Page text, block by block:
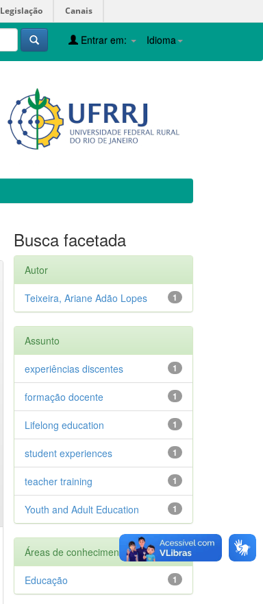
Legislação Canais
Idioma
Entrar em:
Busca facetada
Autor
1
Teixeira, Ariane Adão Lopes
Assunto
1
experiências discentes
1
formação docente
1
Lifelong education
1
student experiences
1
teacher training
1
Youth and Adult Education
Áreas de conhecimento
1
Educação